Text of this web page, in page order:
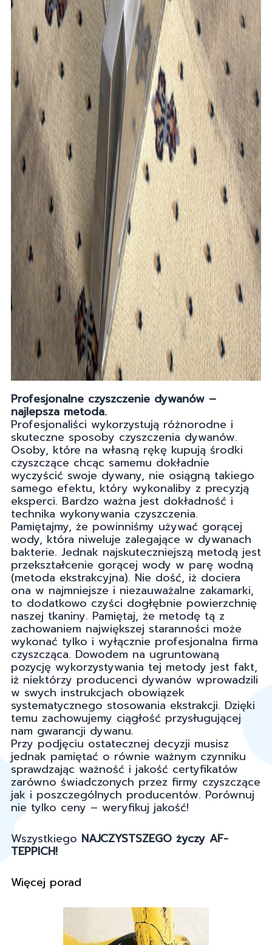
Profesjonalne czyszczenie dywanów –
najlepsza metoda.
Profesjonaliści wykorzystują różnorodne i
skuteczne sposoby czyszczenia dywanów.
Osoby, które na własną rękę kupują środki
czyszczące chcąc samemu dokładnie
wyczyścić swoje dywany, nie osiągną takiego
samego efektu, który wykonaliby z precyzją
eksperci. Bardzo ważna jest dokładność i
technika wykonywania czyszczenia.
Pamiętajmy, że powinniśmy używać gorącej
wody, która niweluje zalegające w dywanach
bakterie. Jednak najskuteczniejszą metodą jest
przekształcenie gorącej wody w parę wodną
(metoda ekstrakcyjna). Nie dość, iż dociera
ona w najmniejsze i niezauważalne zakamarki,
to dodatkowo czyści dogłębnie powierzchnię
naszej tkaniny. Pamiętaj, że metodę tą z
zachowaniem największej staranności może
wykonać tylko i wyłącznie profesjonalna firma
czyszcząca. Dowodem na ugruntowaną
pozycję wykorzystywania tej metody jest fakt,
iż niektórzy producenci dywanów wprowadzili
w swych instrukcjach obowiązek
systematycznego stosowania ekstrakcji. Dzięki
temu zachowujemy ciągłość przysługującej
nam gwarancji dywanu.
Przy podjęciu ostatecznej decyzji musisz
jednak pamiętać o równie ważnym czynniku
sprawdzając ważność i jakość certyfikatów
zarówno świadczonych przez firmy czyszczące
jak i poszczególnych producentów. Porównuj
nie tylko ceny – weryfikuj jakość!
Wszystkiego NAJCZYSTSZEGO życzy AF-
TEPPICH!
Więcej porad